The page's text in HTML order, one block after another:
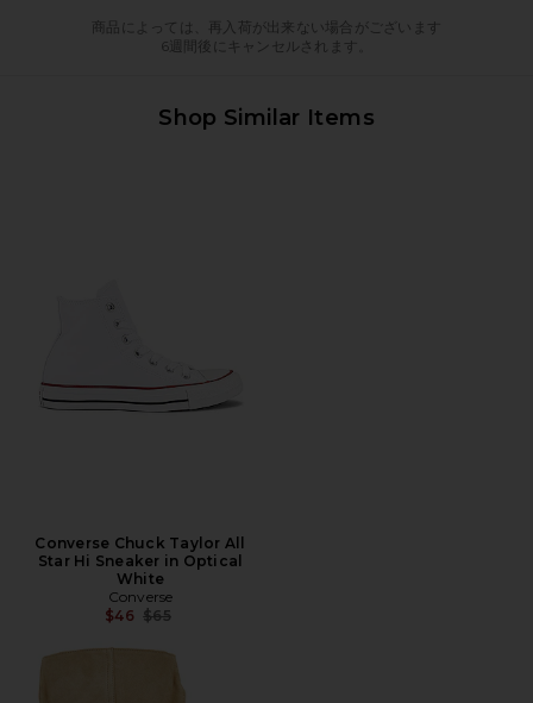
商品によっては、再入荷が出来ない場合がございます
6週間後にキャンセルされます。
Shop Similar Items
Converse Chuck Taylor All
Star Hi Sneaker in Optical
White
Converse
$46 前の価格:
$65